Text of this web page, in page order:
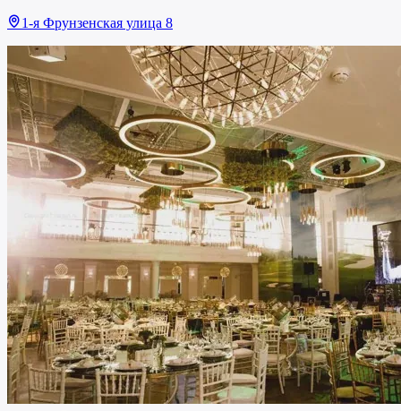
1-я Фрунзенская улица 8